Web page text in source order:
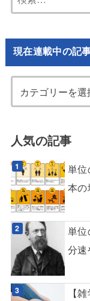
現在連載中の記
人気の記事
単
本
単
分
【